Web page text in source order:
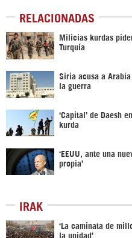
RELACIONADAS
Milicias kurdas
Turquía
Siria acusa a Arabia
la guerra
‘Capital’ de Daesh
kurda
‘EEUU, ante una
propia’
IRAK
‘La caminata de
la unidad’